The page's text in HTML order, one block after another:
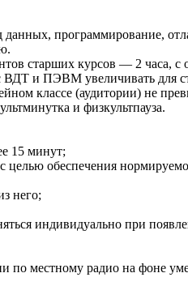
программирование,
старших курсов — 2 часа, с
и ПЭВМ увеличивать для
классе (аудитории) не
и физкультпауза.
15 минут;
обеспечения
него;
индивидуально при
по местному радио на фоне